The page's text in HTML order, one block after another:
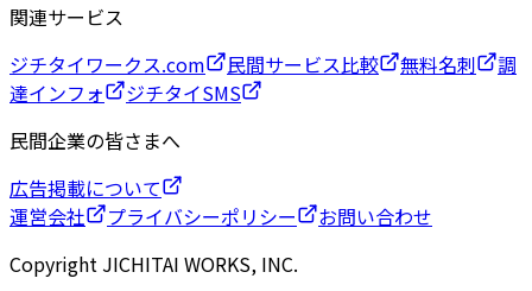
関連サービス
ジチタイワークス.com
民間サービス比較 無料名刺
調
達インフォ
ジチタイSMS
民間企業の皆さまへ
広告掲載について
運営会社
プライバシーポリシー
お問い合わせ
Copyright JICHITAI WORKS, INC.